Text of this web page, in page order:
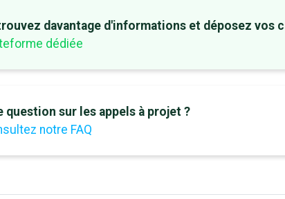
davantage d'informations et déposez vos
dédiée
question sur les appels à projet ?
notre FAQ